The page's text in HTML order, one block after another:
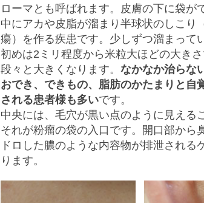
ローマとも呼ばれます。皮膚の下に袋が
中にアカや皮脂が溜まり半球状のしこり
瘍）を作る疾患です。少しずつ溜まって
初めは2ミリ程度から米粒大ほどの大きさ
段々と大きくなります。 なかなか治らな
おでき、できもの、脂肪のかたまりと自
される患者様も多いです。
中央には、毛穴が黒い点のように見える
それが粉瘤の袋の入口です。開口部から
ドロした膿のような内容物が排泄される
ります。